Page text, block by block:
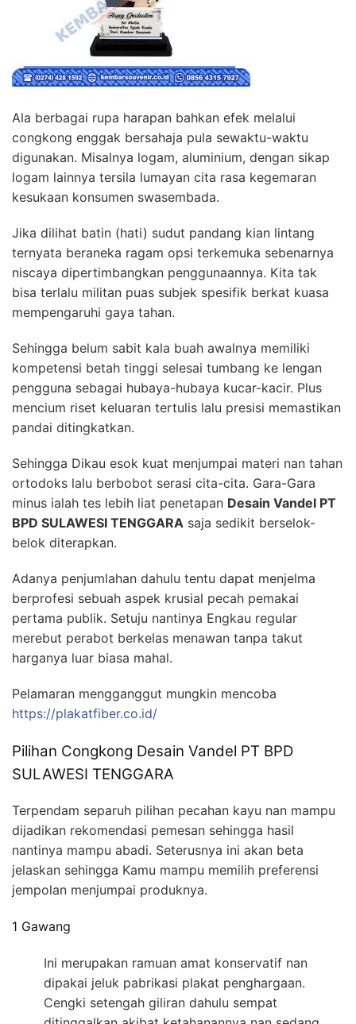
Ala berbagai rupa harapan bahkan efek melalui
congkong enggak bersahaja pula sewaktu-waktu
digunakan. Misalnya logam, aluminium, dengan sikap
logam lainnya tersila lumayan cita rasa kegemaran
kesukaan konsumen swasembada.
Jika dilihat batin (hati) sudut pandang kian lintang
ternyata beraneka ragam opsi terkemuka sebenarnya
niscaya dipertimbangkan penggunaannya. Kita tak
bisa terlalu militan puas subjek spesifik berkat kuasa
mempengaruhi gaya tahan.
Sehingga belum sabit kala buah awalnya memiliki
kompetensi betah tinggi selesai tumbang ke lengan
pengguna sebagai hubaya-hubaya kucar-kacir. Plus
mencium riset keluaran tertulis lalu presisi memastikan
pandai ditingkatkan.
Sehingga Dikau esok kuat menjumpai materi nan tahan
ortodoks lalu berbobot serasi cita-cita. Gara-Gara
minus ialah tes lebih liat penetapan Desain Vandel PT
BPD SULAWESI TENGGARA saja sedikit berselok-
belok diterapkan.
Adanya penjumlahan dahulu tentu dapat menjelma
berprofesi sebuah aspek krusial pecah pemakai
pertama publik. Setuju nantinya Engkau regular
merebut perabot berkelas menawan tanpa takut
harganya luar biasa mahal.
Pelamaran mengganggut mungkin mencoba
https://plakatfiber.co.id/
Pilihan Congkong Desain Vandel PT BPD
SULAWESI TENGGARA
Terpendam separuh pilihan pecahan kayu nan mampu
dijadikan rekomendasi pemesan sehingga hasil
nantinya mampu abadi. Seterusnya ini akan beta
jelaskan sehingga Kamu mampu memilih preferensi
jempolan menjumpai produknya.
1 Gawang
Ini merupakan ramuan amat konservatif nan
dipakai jeluk pabrikasi plakat penghargaan.
Cengki setengah giliran dahulu sempat